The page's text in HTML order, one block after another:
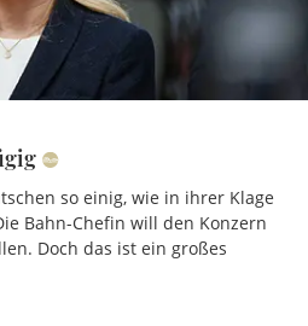
so einig, wie in ihrer Klage
Bahn-Chefin will den Konzern
Doch das ist ein großes